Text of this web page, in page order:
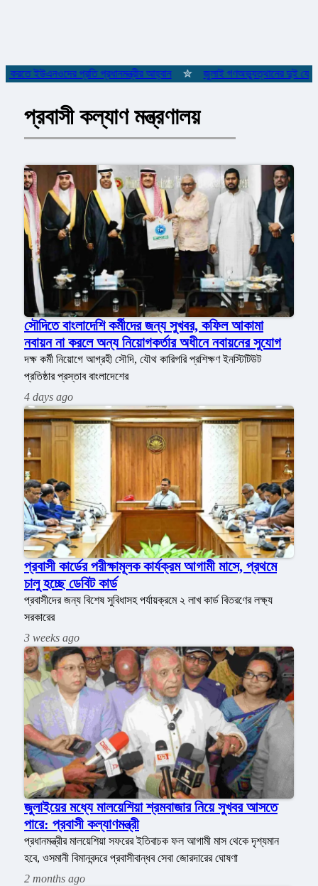
ইউএনওদের প্রতি প্রধানমন্ত্রীর আহ্বান ✮ জুলাই গণঅভ্যুত্থানের দুই যোদ্ধাসহ
প্রবাসী কল্যাণ মন্ত্রণালয়
সৌদিতে বাংলাদেশি কর্মীদের জন্য সুখবর, কফিল আকামা
নবায়ন না করলে অন্য নিয়োগকর্তার অধীনে নবায়নের সুযোগ
দক্ষ কর্মী নিয়োগে আগ্রহী সৌদি, যৌথ কারিগরি প্রশিক্ষণ ইনস্টিটিউট
প্রতিষ্ঠার প্রস্তাব বাংলাদেশের
4 days ago
প্রবাসী কার্ডের পরীক্ষামূলক কার্যক্রম আগামী মাসে, প্রথমে
চালু হচ্ছে ডেবিট কার্ড
প্রবাসীদের জন্য বিশেষ সুবিধাসহ পর্যায়ক্রমে ২ লাখ কার্ড বিতরণের লক্ষ্য
সরকারের
3 weeks ago
জুলাইয়ের মধ্যে মালয়েশিয়া শ্রমবাজার নিয়ে সুখবর আসতে
পারে: প্রবাসী কল্যাণমন্ত্রী
প্রধানমন্ত্রীর মালয়েশিয়া সফরের ইতিবাচক ফল আগামী মাস থেকে দৃশ্যমান
হবে, ওসমানী বিমানবন্দরে প্রবাসীবান্ধব সেবা জোরদারের ঘোষণা
2 months ago